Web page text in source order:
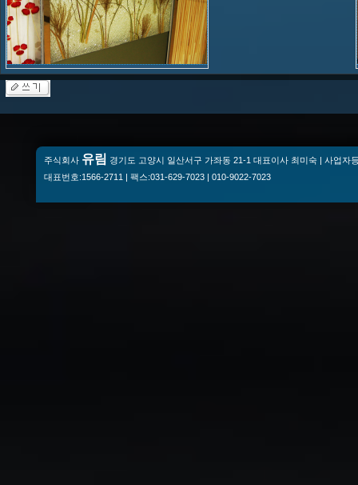
주식회사 유림 경기도 고양시 일산서구 가좌동 21-1 대표이사 최미숙 | 사업자
대표번호:1566-2711 | 팩스:031-629-7023 | 010-9022-7023